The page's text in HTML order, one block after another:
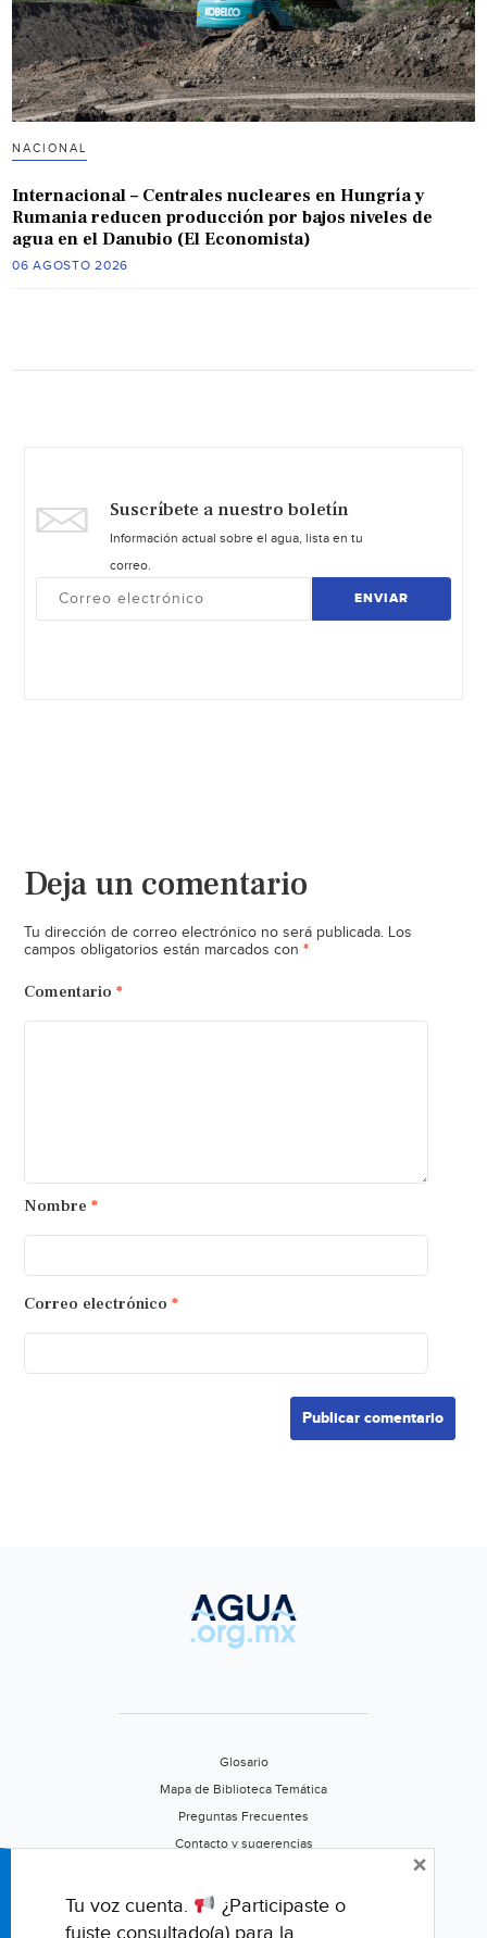
NACIONAL
Internacional – Centrales nucleares en Hungría y
Rumania reducen producción por bajos niveles de
agua en el Danubio (El Economista)
06 AGOSTO 2026
Suscríbete a nuestro boletín
Información actual sobre el agua, lista en tu
correo.
ENVIAR
Deja un comentario
Tu dirección de correo electrónico no será publicada. Los
campos obligatorios están marcados con *
Comentario *
Nombre *
Correo electrónico *
Glosario
Mapa de Biblioteca Temática
Preguntas Frecuentes
Contacto y sugerencias
Califica este portal
Tu voz cuenta.
¿Participaste o
fuiste consultado(a) para la
×